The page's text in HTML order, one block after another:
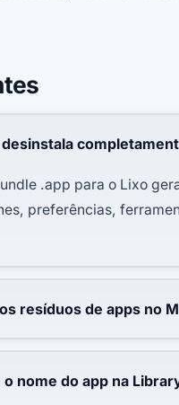
.app para o Lixo
preferências,
resíduos de apps no
nome do app na